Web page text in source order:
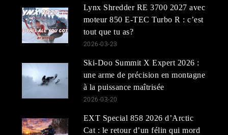
Lynx Shredder RE 3700 2027 avec
moteur 850 E-TEC Turbo R : c’est
tout que tu as?
2026-03-23
Ski-Doo Summit X Expert 2026 :
une arme de précision en montagne
à la puissance maîtrisée
2026-03-20
EXT Special 858 2026 d’Arctic
Cat : le retour d’un félin qui mord